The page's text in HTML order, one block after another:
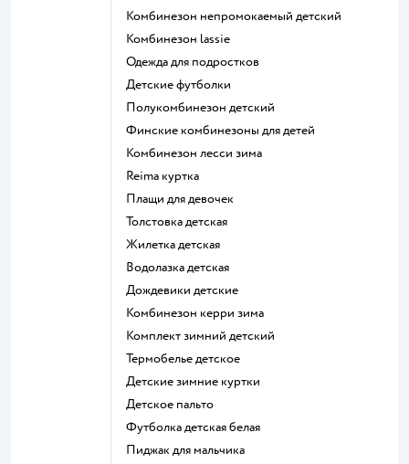
Комбинезон непромокаемый детский
Комбинезон lassie
Одежда для подростков
Детские футболки
Полукомбинезон детский
Финские комбинезоны для детей
Комбинезон лесси зима
Reima куртка
Плащи для девочек
Толстовка детская
Жилетка детская
Водолазка детская
Дождевики детские
Комбинезон керри зима
Комплект зимний детский
Термобелье детское
Детские зимние куртки
Детское пальто
Футболка детская белая
Пиджак для мальчика